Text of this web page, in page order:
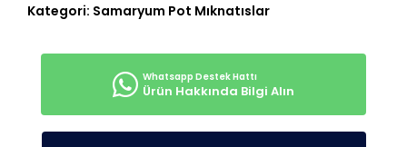
Kategori: Samaryum Pot Mıknatıslar
Ürün Hakkında Bilgi Alın